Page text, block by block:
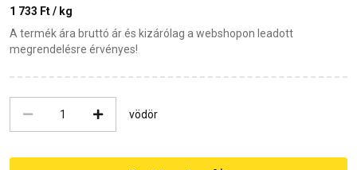
1 733 Ft / kg
A termék ára bruttó ár és kizárólag a webshopon leadott
megrendelésre érvényes!
vödör